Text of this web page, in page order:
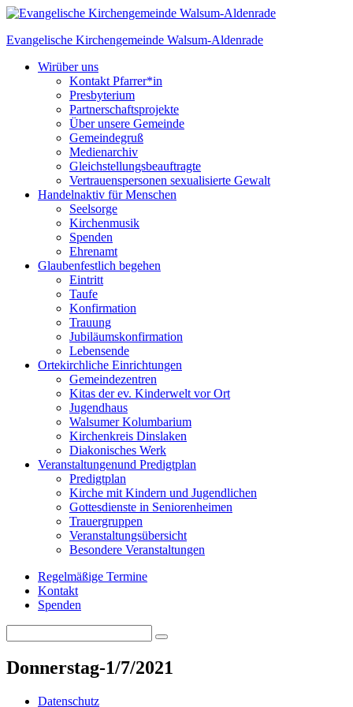
Skip
content
Evangelische Kirchengemeinde Walsum-Aldenrade
Wirüber uns
Kontakt Pfarrer*in
Presbyterium
Partnerschaftsprojekte
Über unsere Gemeinde
Gemeindegruß
Medienarchiv
Gleichstellungs­beauftragte
Vertrauenspersonen sexualisierte Gewalt
Handelnaktiv für Menschen
Seelsorge
Kirchenmusik
Spenden
Ehrenamt
Glaubenfestlich begehen
Eintritt
Taufe
Konfirmation
Trauung
Jubiläumskonfirmation
Lebensende
Ortekirchliche Einrichtungen
Gemeindezentren
Kitas der ev. Kinderwelt vor Ort
Jugendhaus
Walsumer Kolumbarium
Kirchenkreis Dinslaken
Diakonisches Werk
Veranstaltungenund Predigtplan
Predigtplan
Kirche mit Kindern und Jugendlichen
Gottesdienste in Seniorenheimen
Trauergruppen
Veranstaltungsübersicht
Besondere Veranstaltungen
Regelmäßige Termine
Kontakt
Spenden
for:
Search
Donnerstag-1/7/2021
Datenschutz